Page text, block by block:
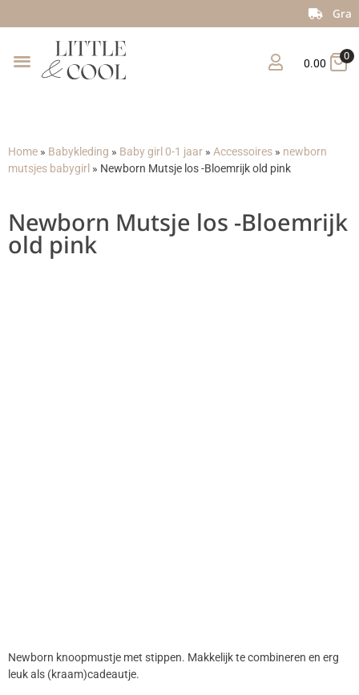
Gratis verzending vanaf €150
0.00
0
Home » Babykleding » Baby girl 0-1 jaar » Accessoires » newborn
mutsjes babygirl » Newborn Mutsje los -Bloemrijk old pink
Newborn Mutsje los -Bloemrijk
old pink
Newborn knoopmustje met stippen. Makkelijk te combineren en erg
leuk als (kraam)cadeautje.